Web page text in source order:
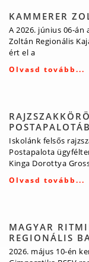
KAMMERER
A 2026. június 06-
Zoltán Regionális
ért el a
Olvasd tovább...
Iskolánk felsős
Postapalota
Kinga Dorottya
Olvasd tovább...
MAGYAR
REGIONÁLIS
2026. május 10-én